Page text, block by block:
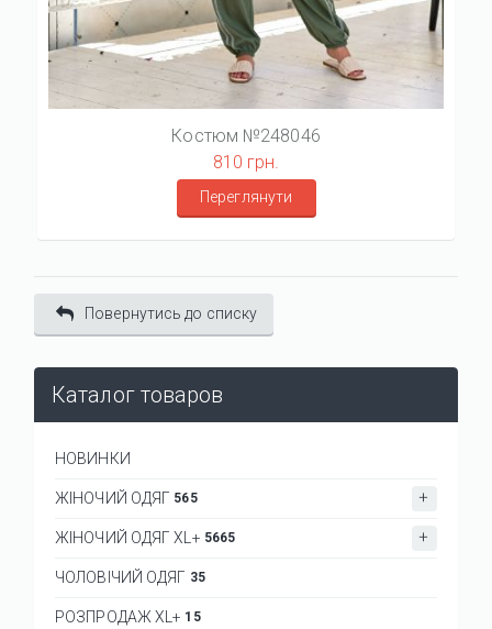
Костюм №248046
810 грн.
Переглянути
Повернутись до списку
Каталог товаров
НОВИНКИ
ЖІНОЧИЙ ОДЯГ 565
ЖІНОЧИЙ ОДЯГ XL+ 5665
ЧОЛОВІЧИЙ ОДЯГ 35
РОЗПРОДАЖ XL+ 15